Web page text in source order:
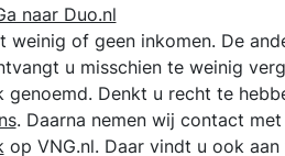
naar Duo.nl
weinig of geen inkomen. De
u misschien te weinig
genoemd. Denkt u recht te
. Daarna nemen wij contact
op VNG.nl. Daar vindt u ook